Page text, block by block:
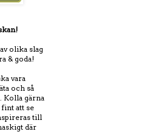
olika slag
& goda!
vara
och så
Kolla gärna
att se
till
där